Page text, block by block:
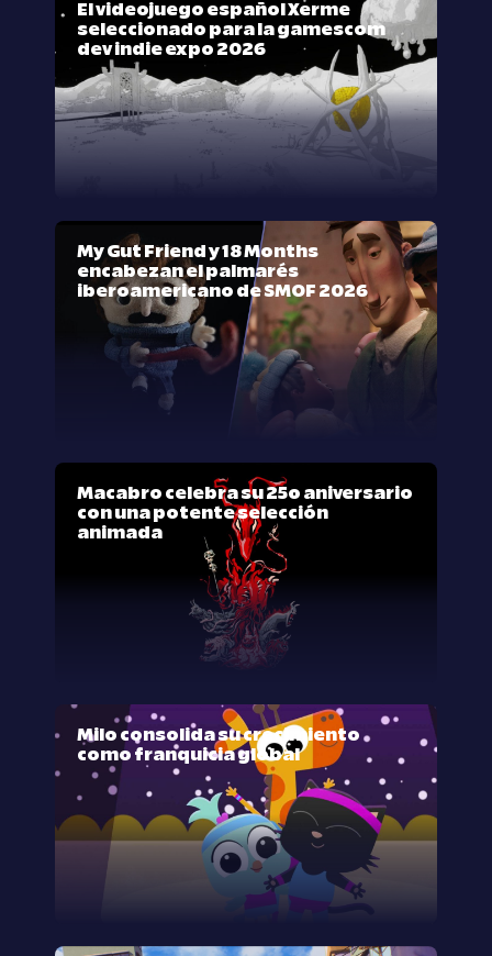
El videojuego español Xerme
seleccionado para la gamescom
dev indie expo 2026
My Gut Friend y 18 Months
encabezan el palmarés
iberoamericano de SMOF 2026
Macabro celebra su 25º aniversario
con una potente selección
animada
Milo consolida su crecimiento
como franquicia global